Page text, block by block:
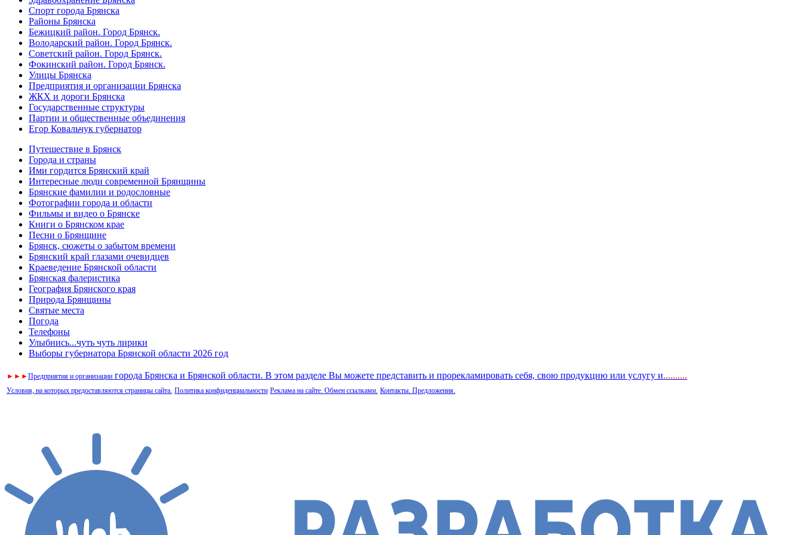
Спорт города Брянска
Районы Брянска
Бежицкий район. Город Брянск.
Володарский район. Город Брянск.
Советский район. Город Брянск.
Фокинский район. Город Брянск.
Улицы Брянска
Предприятия и организации Брянска
ЖКХ и дороги Брянска
Государственные структуры
Партии и общественные объединения
Егор Ковальчук губернатор
Путешествие в Брянск
Города и страны
Ими гордится Брянский край
Интересные люди современной Брянщины
Брянские фамилии и родословные
Фотографии города и области
Фильмы и видео о Брянске
Книги о Брянском крае
Песни о Брянщине
Брянск, сюжеты о забытом времени
Брянский край глазами очевидцев
Краеведение Брянской области
Брянская фалеристика
География Брянского края
Природа Брянщины
Святые места
Погода
Телефоны
Улыбнись...чуть чуть лирики
Выборы губернатора Брянской области 2026 год
► ► ►Предприятия и организации города Брянска и Брянской области. В этом разделе Вы можете представить и прорекламировать себя, свою продукцию или услугу и..........
Условия, на которых предоставляются страницы сайта. Политика конфиденциальности Реклама на сайте. Обмен ссылками. Контакты. Предложения.